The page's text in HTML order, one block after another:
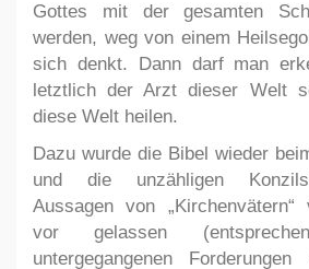
Gottes mit der gesamten
werden, weg von einem
sich denkt. Dann darf man
letztlich der Arzt dieser Welt
diese Welt heilen.
Dazu wurde die Bibel wieder
und die unzähligen
Aussagen von „Kirchenvätern“
vor gelassen
untergegangenen